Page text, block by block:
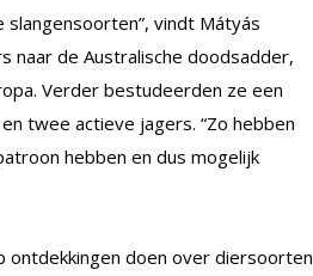
vindt Mátyás
naar de Australische doodsadder,
Verder bestudeerden ze een
twee actieve jagers. “Zo hebben
hebben en dus mogelijk
ontdekkingen doen over diersoorten